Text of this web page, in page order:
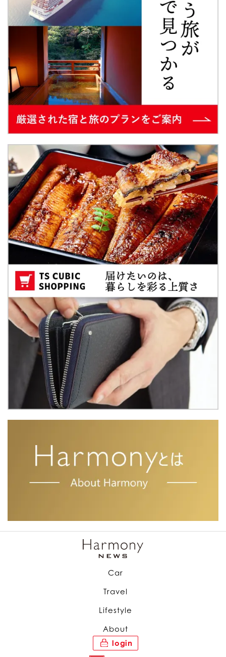
Car
Travel
Lifestyle
About
login